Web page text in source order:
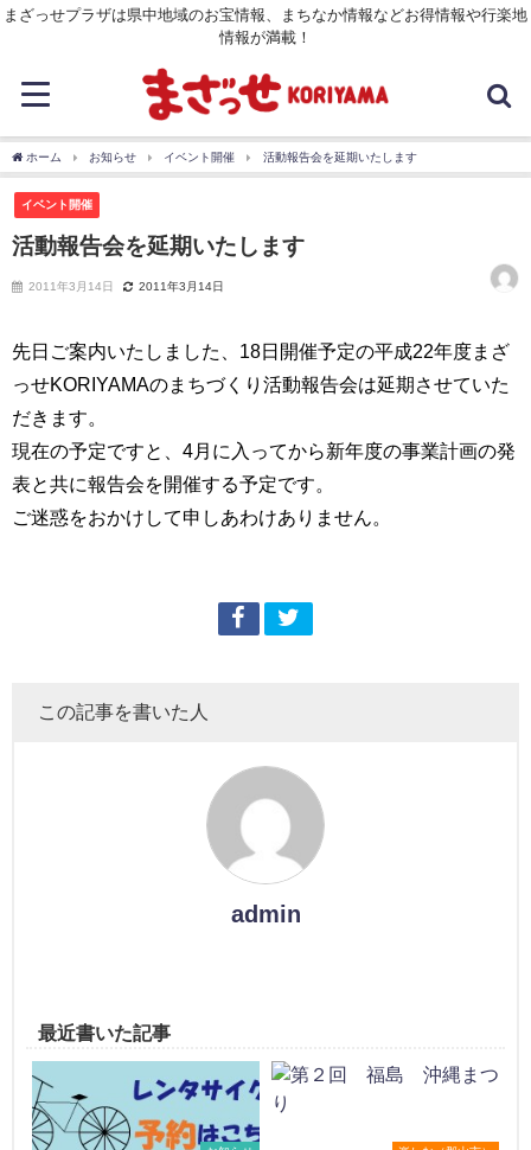
まざっせプラザは県中地域のお宝情報、まちなか情報などお得情報や行楽地
情報が満載！
ホーム お知らせ イベント開催 活動報告会を延期いたします
イベント開催
活動報告会を延期いたします
2011年3月14日 2011年3月14日
先日ご案内いたしました、18日開催予定の平成22年度まざ
っせKORIYAMAのまちづくり活動報告会は延期させていた
だきます。
現在の予定ですと、4月に入ってから新年度の事業計画の発
表と共に報告会を開催する予定です。
ご迷惑をおかけして申しあわけありません。
この記事を書いた人
admin
最近書いた記事